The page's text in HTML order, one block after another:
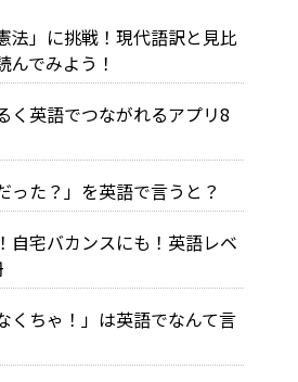
法」に挑戦！現代語訳と見比
んでみよう！
く英語でつながれるアプリ8
った？」を英語で言うと？
自宅バカンスにも！英語レベ
くちゃ！」は英語でなんて言